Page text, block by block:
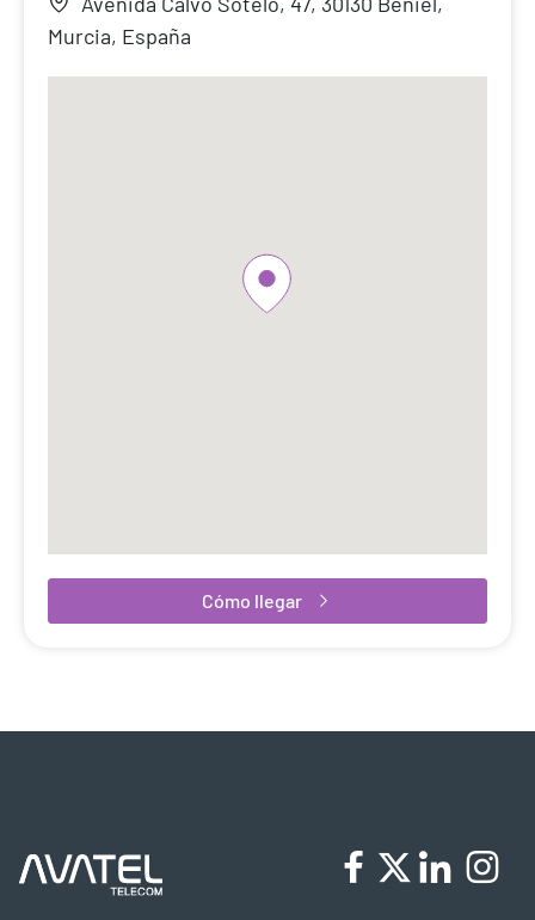
Murcia, España
Cómo llegar